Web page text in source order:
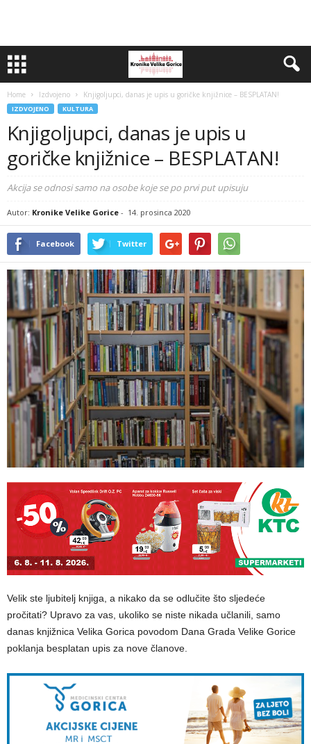
Home Izdvojeno Knjigoljupci, danas je upis u goričke knjižnice – BESPLATAN!
IZDVOJENO KULTURA
Knjigoljupci, danas je upis u
goričke knjižnice – BESPLATAN!
Akcija se odnosi samo na osobe koje se po prvi put upisuju
Autor: Kronike Velike Gorice - 14. prosinca 2020
Facebook Twitter
Velik ste ljubitelj knjiga, a nikako da se odlučite što sljedeće
pročitati? Upravo za vas, ukoliko se niste nikada učlanili, samo
danas knjižnica Velika Gorica povodom Dana Grada Velike Gorice
poklanja besplatan upis za nove članove.